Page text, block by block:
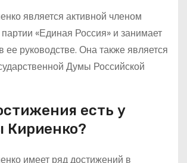
является активной членом
«Единая Россия» и занимает
ее руководстве. Она также является
Думы Российской
есть у
Кириенко?
имеет ряд достижений в